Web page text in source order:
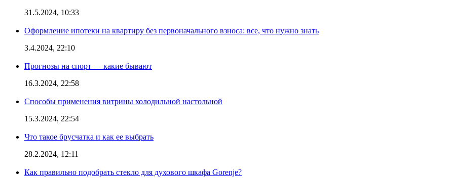
31.5.2024, 10:33
Оформление ипотеки на квартиру без первоначального взноса: все, что нужно знать
3.4.2024, 22:10
Прогнозы на спорт — какие бывают
16.3.2024, 22:58
Способы применения витрины холодильной настольной
15.3.2024, 22:54
Что такое брусчатка и как ее выбрать
28.2.2024, 12:11
Как правильно подобрать стекло для духового шкафа Gorenje?